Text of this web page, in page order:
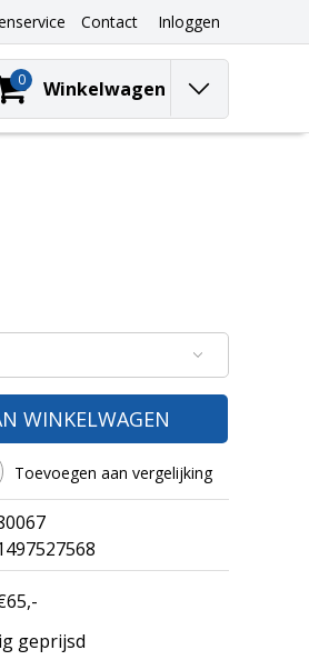
Contact Inloggen
0 Winkelwagen
WINKELWAGEN
Toevoegen aan vergelijking
geprijsd